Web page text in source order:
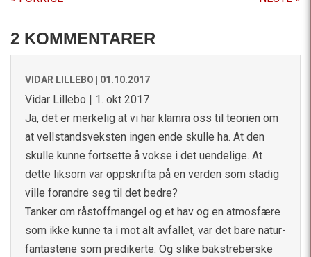
2 KOMMENTARER
VIDAR LILLEBO | 01.10.2017
Vidar Lillebo | 1. okt 2017
Ja, det er merkelig at vi har klamra oss til teorien om
at vellstandsveksten ingen ende skulle ha. At den
skulle kunne fortsette å vokse i det uendelige. At
dette liksom var oppskrifta på en verden som stadig
ville forandre seg til det bedre?
Tanker om råstoffmangel og et hav og en atmosfære
som ikke kunne ta i mot alt avfallet, var det bare natur-
fantastene som predikerte. Og slike bakstreberske